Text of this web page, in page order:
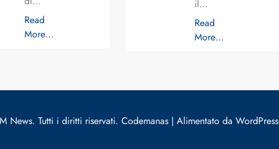
Read
More…
il…
Read
More…
News. Tutti i diritti riservati. Codemanas | Alimentato da WordPress